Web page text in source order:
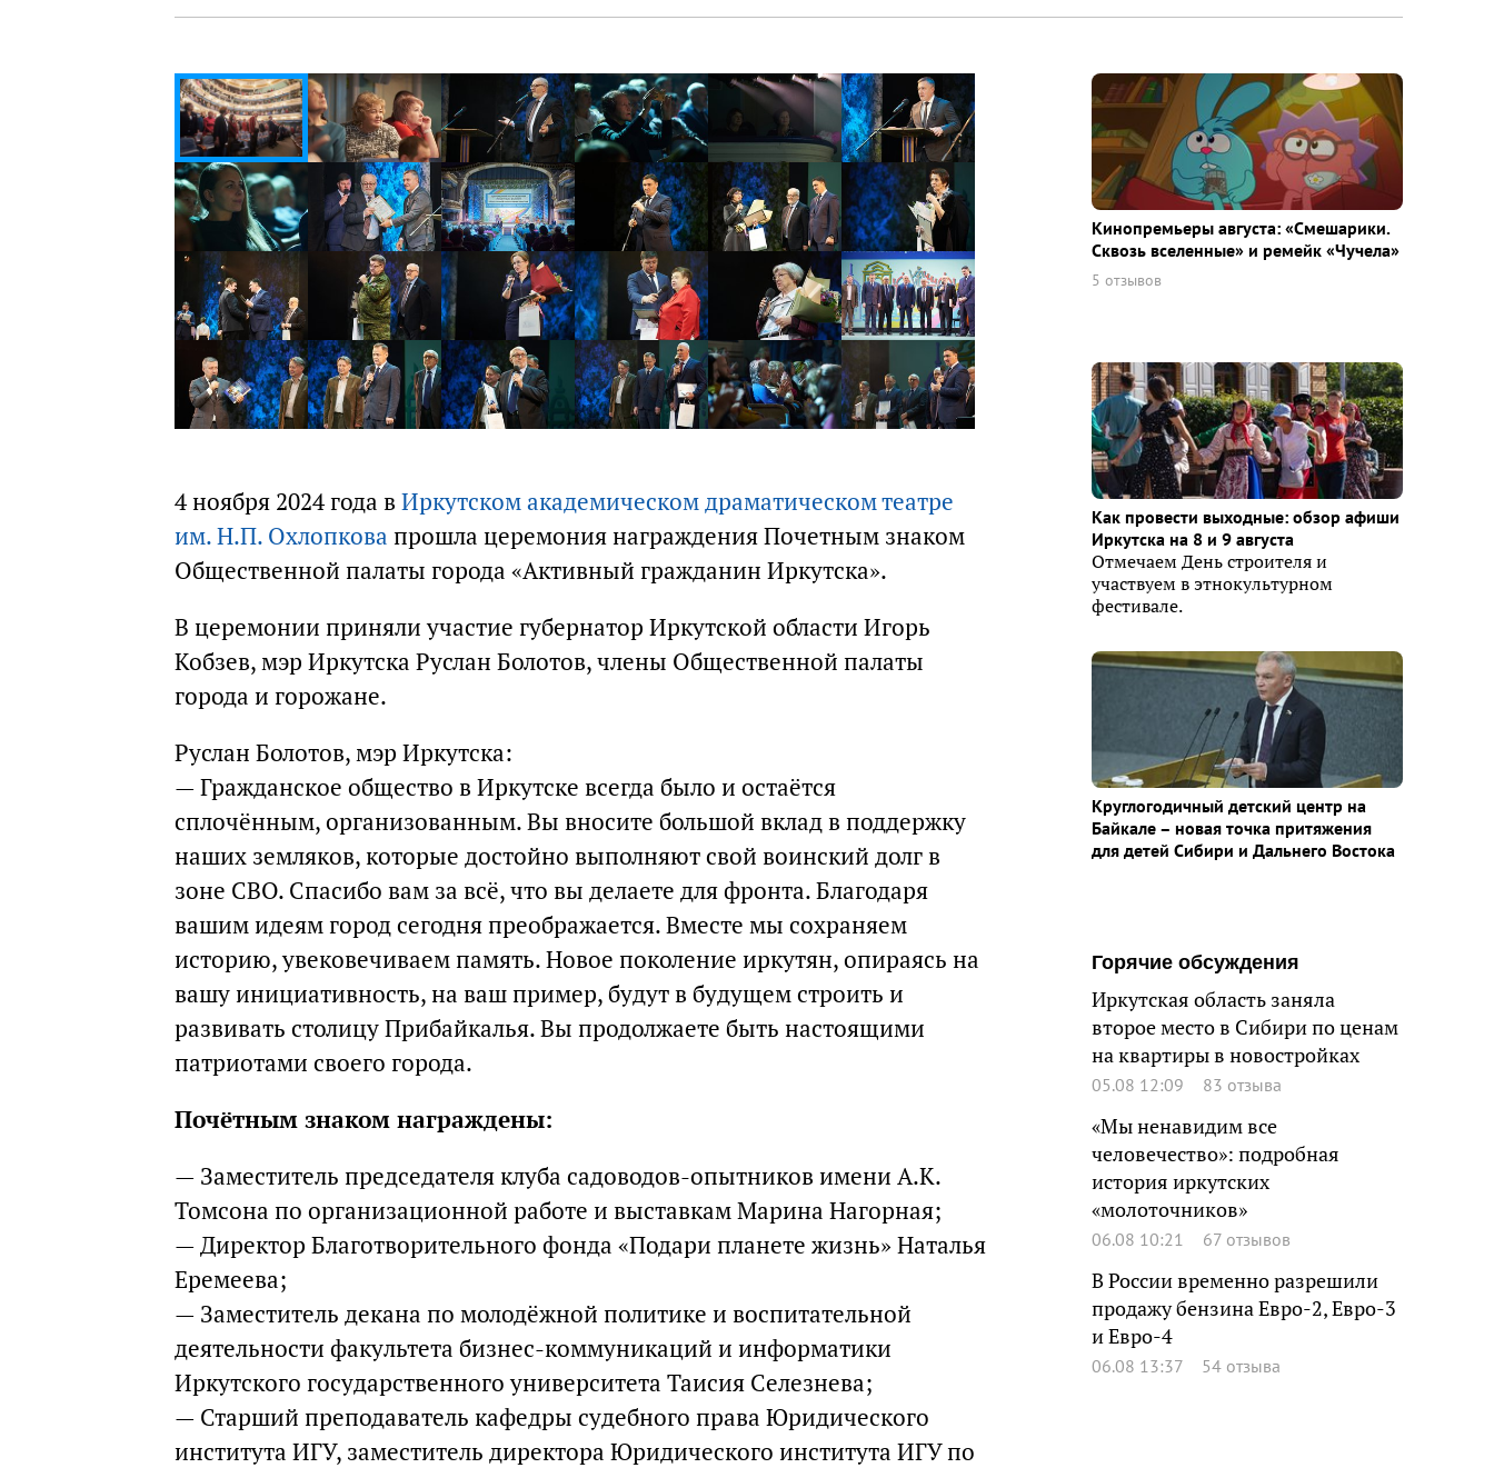
4 ноября 2024 года в Иркутском академическом драматическом театре
им. Н.П. Охлопкова прошла церемония награждения Почетным знаком
Общественной палаты города «Активный гражданин Иркутска».
В церемонии приняли участие губернатор Иркутской области Игорь
Кобзев, мэр Иркутска Руслан Болотов, члены Общественной палаты
города и горожане.
Руслан Болотов, мэр Иркутска:
— Гражданское общество в Иркутске всегда было и остаётся
сплочённым, организованным. Вы вносите большой вклад в поддержку
наших земляков, которые достойно выполняют свой воинский долг в
зоне СВО. Спасибо вам за всё, что вы делаете для фронта. Благодаря
вашим идеям город сегодня преображается. Вместе мы сохраняем
историю, увековечиваем память. Новое поколение иркутян, опираясь на
вашу инициативность, на ваш пример, будут в будущем строить и
развивать столицу Прибайкалья. Вы продолжаете быть настоящими
патриотами своего города.
Почётным знаком награждены:
— Заместитель председателя клуба садоводов-опытников имени А.К.
Томсона по организационной работе и выставкам Марина Нагорная;
— Директор Благотворительного фонда «Подари планете жизнь» Наталья
Еремеева;
— Заместитель декана по молодёжной политике и воспитательной
деятельности факультета бизнес-коммуникаций и информатики
Иркутского государственного университета Таисия Cелезнева;
— Старший преподаватель кафедры судебного права Юридического
института ИГУ, заместитель директора Юридического института ИГУ по
Кинопремьеры августа: «Смешарики.
Сквозь вселенные» и ремейк «Чучела»
5 отзывов
Как провести выходные: обзор афиши
Иркутска на 8 и 9 августа
Отмечаем День строителя и
участвуем в этнокультурном
фестивале.
Круглогодичный детский центр на
Байкале – новая точка притяжения
для детей Сибири и Дальнего Востока
Горячие обсуждения
Иркутская область заняла
второе место в Сибири по ценам
на квартиры в новостройках
05.08 12:09 83 отзыва
«Мы ненавидим все
человечество»: подробная
история иркутских
«молоточников»
06.08 10:21 67 отзывов
В России временно разрешили
продажу бензина Евро-2, Евро-3
и Евро-4
06.08 13:37 54 отзыва